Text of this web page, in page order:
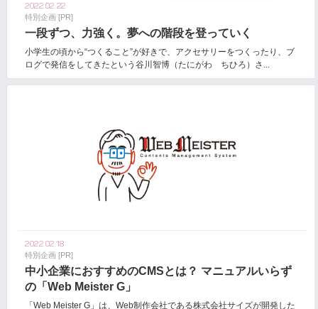
2022.02.22
特別企画 [PR]
一段ずつ、力強く。夢への階段を登っていく
小学生の頃から“つくること”が好きで、アクセサリーをつくったり、ブ
ログで発信をしてきたという谷川智博（たにがわ ちひろ）さ...
2022.02.18
特別企画 [PR]
中小企業におすすめのCMSとは？ マニュアルいらず
の「Web Meister G」
「Web Meister G」は、Web制作会社である株式会社サイズが開発した